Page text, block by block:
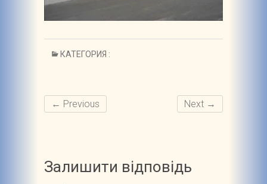
КАТЕГОРИЯ :
← Previous Next →
Залишити відповідь